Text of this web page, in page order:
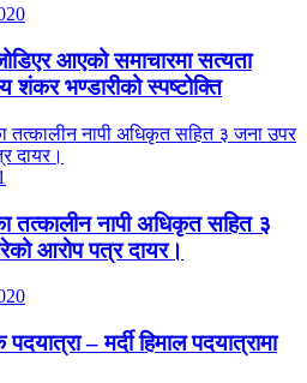
आएको समाचारमा सत्यता
भण्डारीको स्पष्टोक्ति
तत्कालीन नापी अधिकृत सहित ३
आरोप पत्र दायर।
– मर्दी हिमाल पदयात्रामा